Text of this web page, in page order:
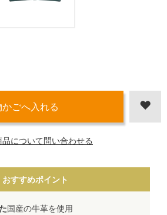
品について問い合わせる
おすすめポイント
国産の牛革を使用